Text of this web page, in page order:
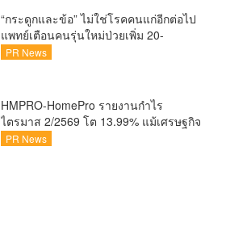
แล้ว
“กระดูกและข้อ” ไม่ใช่โรคคนแก่อีกต่อไป
แพทย์เตือนคนรุ่นใหม่ป่วยเพิ่ม 20-
30% เสี่ยง ‘ข้อเข่าเสื่อมก่อนวัย’ จาก
PR News
HMPRO-HomePro รายงานกำไร
ไตรมาส 2/2569 โต 13.99% แม้เศรษฐกิจ
ผันผวนเดินหน้าขยายสาขา เสริมพอร์ต
PR News